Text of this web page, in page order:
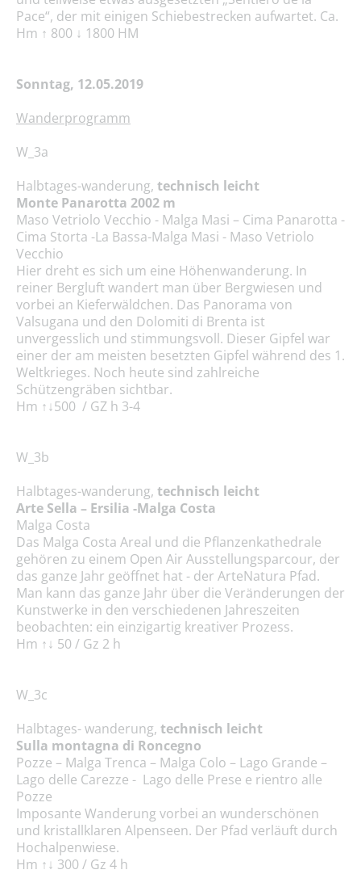
Pace“, der mit einigen Schiebestrecken aufwartet. Ca.
Hm ↑ 800 ↓ 1800 HM
Sonntag, 12.05.2019
Wanderprogramm
W_3a
Halbtages-wanderung, technisch leicht
Monte Panarotta 2002 m
Maso Vetriolo Vecchio - Malga Masi – Cima Panarotta -
Cima Storta -La Bassa-Malga Masi - Maso Vetriolo
Vecchio
Hier dreht es sich um eine Höhenwanderung. In
reiner Bergluft wandert man über Bergwiesen und
vorbei an Kieferwäldchen. Das Panorama von
Valsugana und den Dolomiti di Brenta ist
unvergesslich und stimmungsvoll. Dieser Gipfel war
einer der am meisten besetzten Gipfel während des 1.
Weltkrieges. Noch heute sind zahlreiche
Schützengräben sichtbar.
Hm ↑↓500 / GZ h 3-4
W_3b
Halbtages-wanderung, technisch leicht
Arte Sella – Ersilia -Malga Costa
Malga Costa
Das Malga Costa Areal und die Pflanzenkathedrale
gehören zu einem Open Air Ausstellungsparcour, der
das ganze Jahr geöffnet hat - der ArteNatura Pfad.
Man kann das ganze Jahr über die Veränderungen der
Kunstwerke in den verschiedenen Jahreszeiten
beobachten: ein einzigartig kreativer Prozess.
Hm ↑↓ 50 / Gz 2 h
W_3c
Halbtages- wanderung, technisch leicht
Sulla montagna di Roncegno
Pozze – Malga Trenca – Malga Colo – Lago Grande –
Lago delle Carezze - Lago delle Prese e rientro alle
Pozze
Imposante Wanderung vorbei an wunderschönen
und kristallklaren Alpenseen. Der Pfad verläuft durch
Hochalpenwiese.
Hm ↑↓ 300 / Gz 4 h